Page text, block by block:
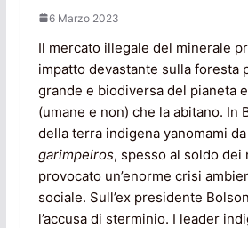
6 Marzo 2023
Il mercato illegale del minerale
impatto devastante sulla foresta
grande e biodiversa del pianeta
(umane e non) che la abitano. In
della terra indigena yanomami
garimpeiros, spesso al soldo dei
provocato un’enorme crisi
sociale. Sull’ex presidente
l’accusa di sterminio. I leader